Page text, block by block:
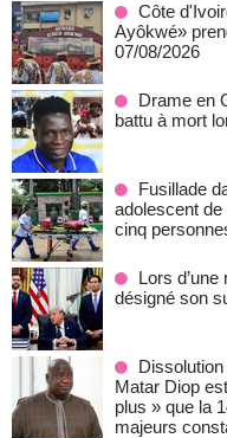
Côte
Ayôkwé»
07/08/2026
Drame en
battu à mort
Fusillade
adolescent
cinq
Lors
désigné son
Dissolution
Matar Diop
plus » que la
majeurs